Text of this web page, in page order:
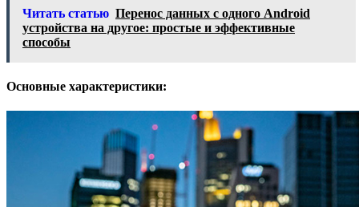
Читать статью Перенос данных с одного Android
устройства на другое: простые и эффективные
способы
Основные характеристики: